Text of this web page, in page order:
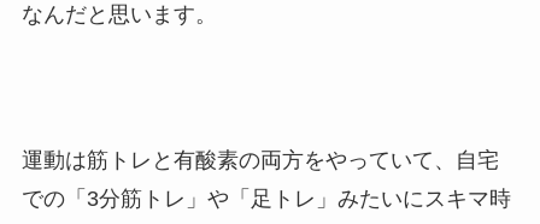
なんだと思います。
運動は筋トレと有酸素の両方をやっていて、自宅
での「3分筋トレ」や「足トレ」みたいにスキマ時